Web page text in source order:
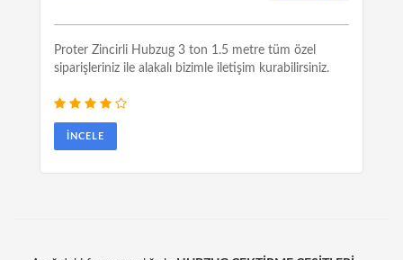
Proter Zincirli Hubzug 3 ton 1.5 metre tüm özel
siparişleriniz ile alakalı bizimle iletişim kurabilirsiniz.
İNCELE